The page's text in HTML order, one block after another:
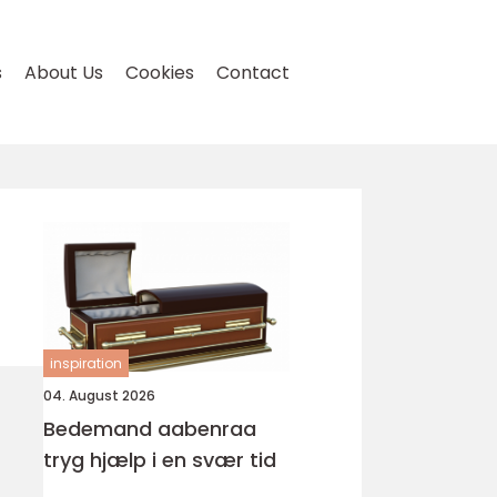
About Us Cookies Contact
inspiration
04. August 2026
Bedemand aabenraa
tryg hjælp i en svær tid